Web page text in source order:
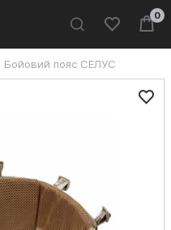
0
Бойовий пояс СЕЛУС